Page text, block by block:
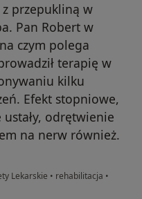
z przepukliną w
Pan Robert w
czym polega
terapię w
kilku
Efekt stopniowe,
odrętwienie
na nerw również.
Lekarskie • rehabilitacja •